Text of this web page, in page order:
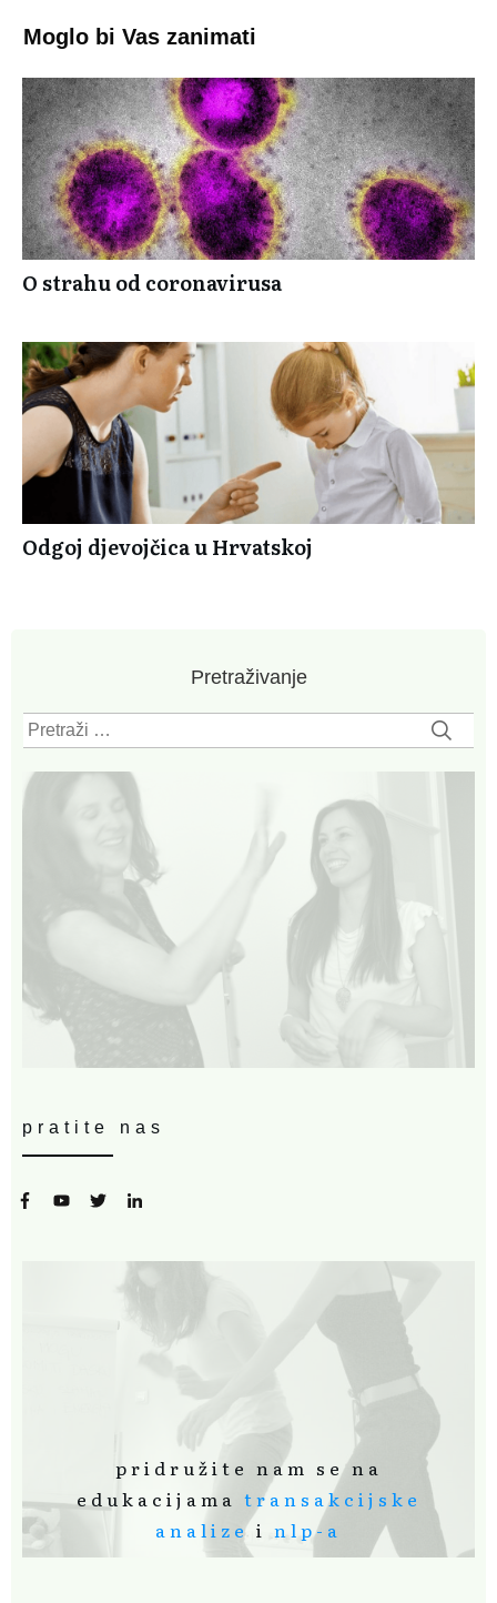
Moglo bi Vas zanimati
O strahu od coronavirusa
Odgoj djevojčica u Hrvatskoj
Pretraživanje
Pretraži:
pratite nas
pridružite nam se na
edukacijama transakcijske
analizei nlp-a